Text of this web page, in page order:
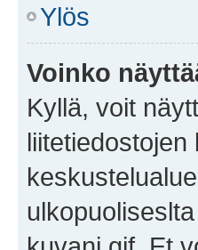
Ylös
Voinko
Kyllä, voit